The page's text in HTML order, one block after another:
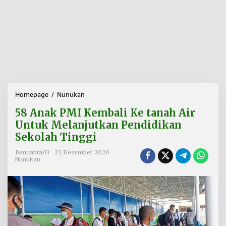
Homepage / Nunukan
A
n
a
k
K
e
m
a
l
58 Anak PMI Kembali Ke tanah Air
Untuk Melanjutkan Pendidikan
Sekolah Tinggi
Benuanta03
22 Desember 2020
Nunukan